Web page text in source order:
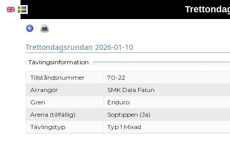
Trettondagsrundan 2026-01-10
Tävlingsinformation
Tillståndsnummer
70-22
Arrangör
SMK Dala Falun
Gren
Enduro
Arena (tillfällig)
Soptippen (Ja)
Tävlingstyp
Typ 1 Mixad